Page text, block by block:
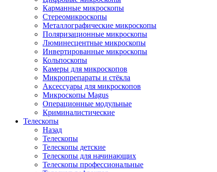
Карманные микроскопы
Стереомикроскопы
Металлографические микроскопы
Поляризационные микроскопы
Люминесцентные микроскопы
Инвертированные микроскопы
Кольпоскопы
Камеры для микроскопов
Микропрепараты и стёкла
Аксессуары для микроскопов
Микроскопы Magus
Операционные модульные
Криминалистические
Телескопы
Назад
Телескопы
Телескопы детские
Телескопы для начинающих
Телескопы профессиональные